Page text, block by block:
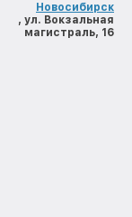
Новосибирск
, ул. Вокзальная
магистраль, 16